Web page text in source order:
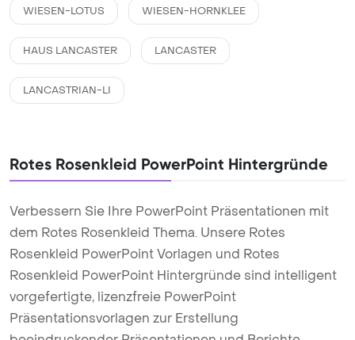
WIESEN-LOTUS WIESEN-HORNKLEE
HAUS LANCASTER LANCASTER
LANCASTRIAN-LI
Rotes Rosenkleid PowerPoint Hintergründe
Verbessern Sie Ihre PowerPoint Präsentationen mit
dem Rotes Rosenkleid Thema. Unsere Rotes
Rosenkleid PowerPoint Vorlagen und Rotes
Rosenkleid PowerPoint Hintergründe sind intelligent
vorgefertigte, lizenzfreie PowerPoint
Präsentationsvorlagen zur Erstellung